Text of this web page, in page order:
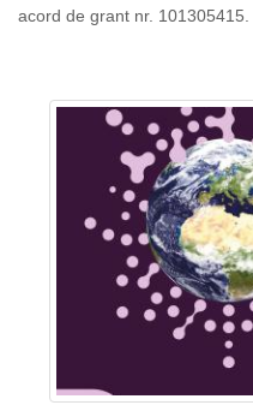
acord de grant nr. 101305415.